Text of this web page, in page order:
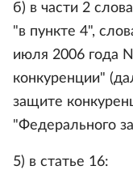
б) в части 2
"в пункте 4",
июля 2006 года
конкуренции"
защите
"Федерального
5) в статье 16: